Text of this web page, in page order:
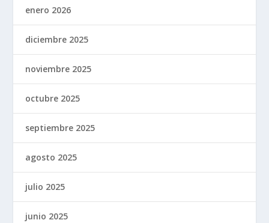
enero 2026
diciembre 2025
noviembre 2025
octubre 2025
septiembre 2025
agosto 2025
julio 2025
junio 2025